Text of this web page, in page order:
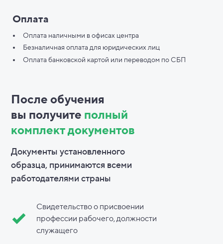
Оплата
Оплата наличными в офисах центра
Безналичная оплата для юридических лиц
Оплата банковской картой или переводом по СБП
После обучения
вы получите полный
комплект документов
Документы установленного
образца, принимаются всеми
работодателями страны
Свидетельство о присвоении
профессии рабочего, должности
служащего